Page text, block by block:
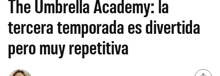
The Umbrella Academy: la
tercera temporada es divertida
pero muy repetitiva